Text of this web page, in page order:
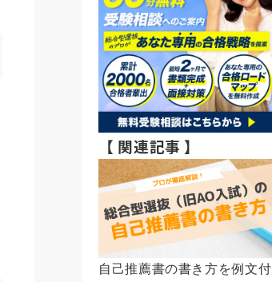
【 関連記事 】
自己推薦書の書き方を例文付